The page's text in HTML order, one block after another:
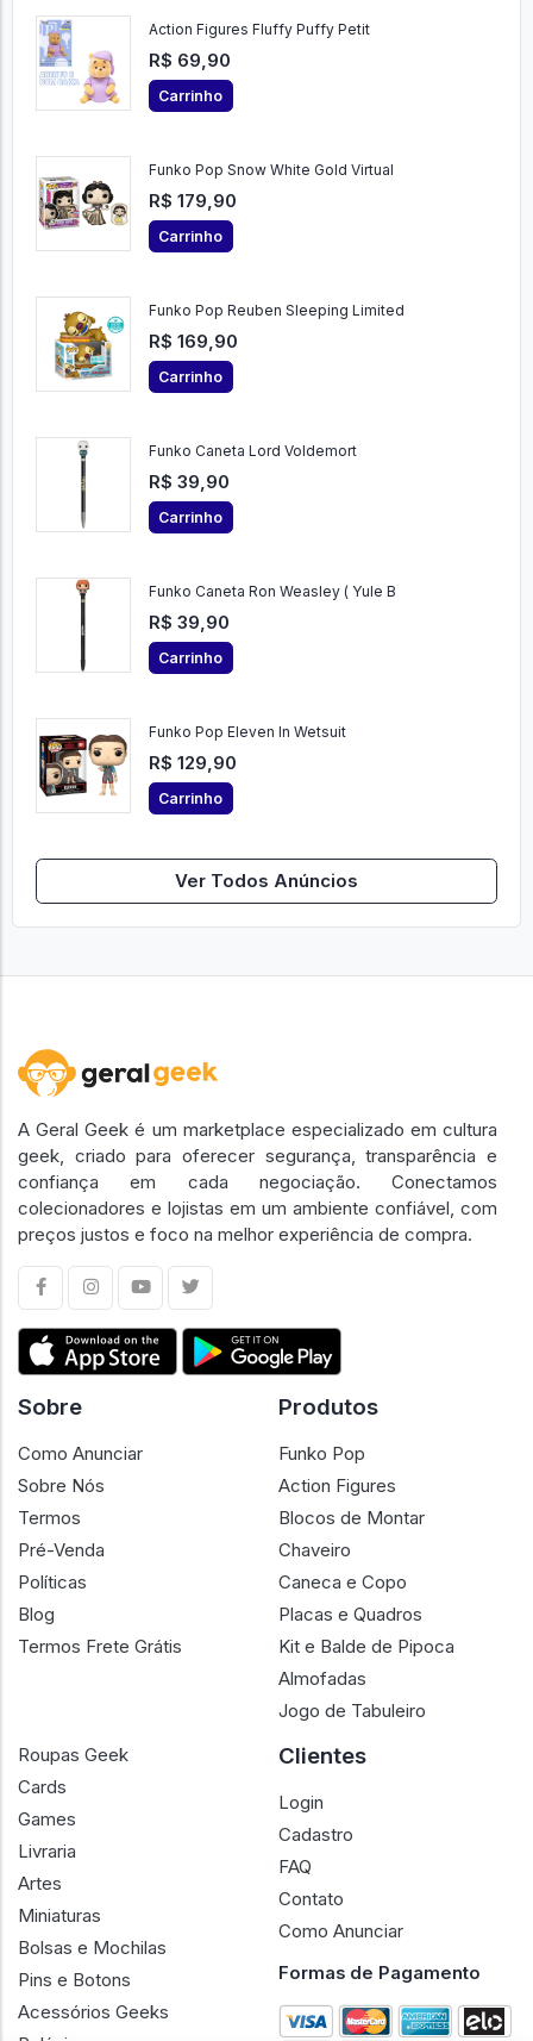
Action Figures Fluffy Puffy Petit
R$ 69,90
Carrinho
Funko Pop Snow White Gold Virtual
R$ 179,90
Carrinho
Funko Pop Reuben Sleeping Limited
R$ 169,90
Carrinho
Funko Caneta Lord Voldemort
R$ 39,90
Carrinho
Funko Caneta Ron Weasley ( Yule B
R$ 39,90
Carrinho
Funko Pop Eleven In Wetsuit
R$ 129,90
Carrinho
Ver Todos Anúncios
A Geral Geek é um marketplace especializado em cultura
geek, criado para oferecer segurança, transparência e
confiança em cada negociação. Conectamos
colecionadores e lojistas em um ambiente confiável, com
preços justos e foco na melhor experiência de compra.
Sobre
Como Anunciar
Sobre Nós
Termos
Pré-Venda
Políticas
Blog
Termos Frete Grátis
Produtos
Funko Pop
Action Figures
Blocos de Montar
Chaveiro
Caneca e Copo
Placas e Quadros
Kit e Balde de Pipoca
Almofadas
Jogo de Tabuleiro
Roupas Geek
Cards
Games
Livraria
Artes
Miniaturas
Bolsas e Mochilas
Pins e Botons
Acessórios Geeks
Clientes
Login
Cadastro
FAQ
Contato
Como Anunciar
Formas de Pagamento